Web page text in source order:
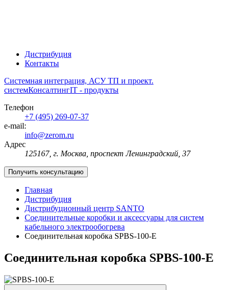
Дистрибуция
Контакты
Системная интеграция, АСУ ТП и проект.
системКонсалтингIT - продукты
Телефон
+7 (495) 269-07-37
e-mail:
info@zerom.ru
Адрес
125167, г. Москва, проспект Ленинградский, 37
Получить консультацию
Главная
Дистрибуция
Дистрибуционный центр SANTO
Соединительные коробки и аксессуары для систем
кабельного электрообогрева
Соединительная коробка SPBS-100-E
Соединительная коробка SPBS-100-E